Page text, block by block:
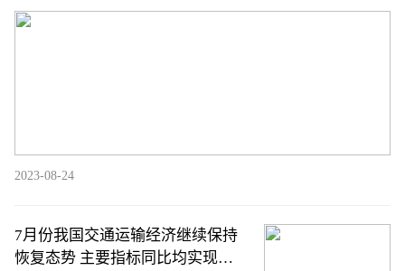
2023-08-24
7月份我国交通运输经济继续保持
恢复态势 主要指标同比均实现增